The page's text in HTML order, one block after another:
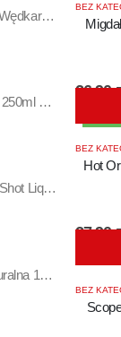
BEZ
26,90
BEZ
Hot
27,90
BEZ
Mix Ziaren 1kg Wędkarskich
Orzech Tygrysi 250ml 20/16mm Wafters Bandit Carp
Atraktor Power Shot Liquid Monster Devil 300ml
Kukurydza Naturalna 1kg Gotowa Wędkarska